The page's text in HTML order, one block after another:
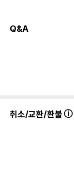
Q&A
취소/교환/환불